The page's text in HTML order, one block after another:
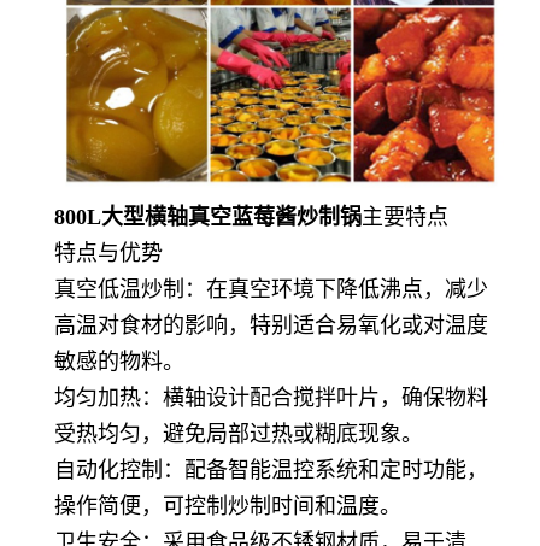
800L大型横轴真空蓝莓酱炒制锅主要特点
特点与优势
真空低温炒制：在真空环境下降低沸点，减少
高温对食材的影响，特别适合易氧化或对温度
敏感的物料。
均匀加热：横轴设计配合搅拌叶片，确保物料
受热均匀，避免局部过热或糊底现象。
自动化控制：配备智能温控系统和定时功能，
操作简便，可控制炒制时间和温度。